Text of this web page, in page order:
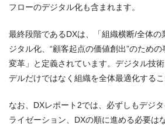
フローのデジタル化も含まれます。
最終段階であるDXは、「組織横断/全体
ジタル化、“顧客起点の価値創出”のため
変革」と定義されています。デジタル技
デルだけではなく組織を全体最適化するこ
なお、DXレポート2では、必ずしもデジ
ライゼーション、DXの順に進める必要は